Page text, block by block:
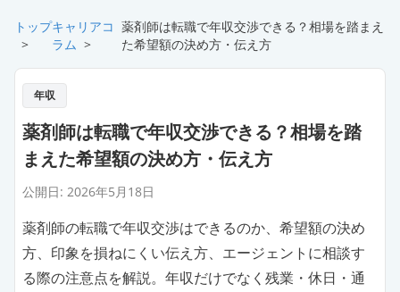
トップ
>
キャリアコ
ラム >
薬剤師は転職で年収交渉できる？相場を踏まえ
た希望額の決め方・伝え方
年収
薬剤師は転職で年収交渉できる？相場を踏
まえた希望額の決め方・伝え方
公開日: 2026年5月18日
薬剤師の転職で年収交渉はできるのか、希望額の決め
方、印象を損ねにくい伝え方、エージェントに相談す
る際の注意点を解説。年収だけでなく残業・休日・通